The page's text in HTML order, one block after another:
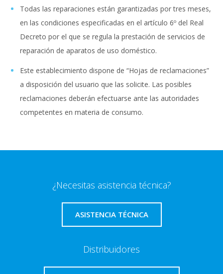
Todas las reparaciones están garantizadas por tres meses,
en las condiciones especificadas en el artículo 6º del Real
Decreto por el que se regula la prestación de servicios de
reparación de aparatos de uso doméstico.
Este establecimiento dispone de “Hojas de reclamaciones”
a disposición del usuario que las solicite. Las posibles
reclamaciones deberán efectuarse ante las autoridades
competentes en materia de consumo.
¿Necesitas asistencia técnica?
ASISTENCIA TÉCNICA
Distribuidores